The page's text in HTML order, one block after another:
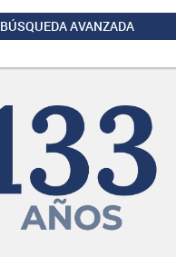
BÚSQUEDA AVANZADA